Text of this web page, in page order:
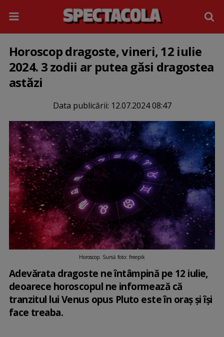
Horoscop dragoste, vineri, 12 iulie
2024. 3 zodii ar putea găsi dragostea
astăzi
Data publicării: 12.07.2024 08:47
Horoscop. Sursă foto: freepik
Adevărata dragoste ne întâmpină pe 12 iulie,
deoarece horoscopul ne informează că
tranzitul lui Venus opus Pluto este în oraș și își
face treaba.